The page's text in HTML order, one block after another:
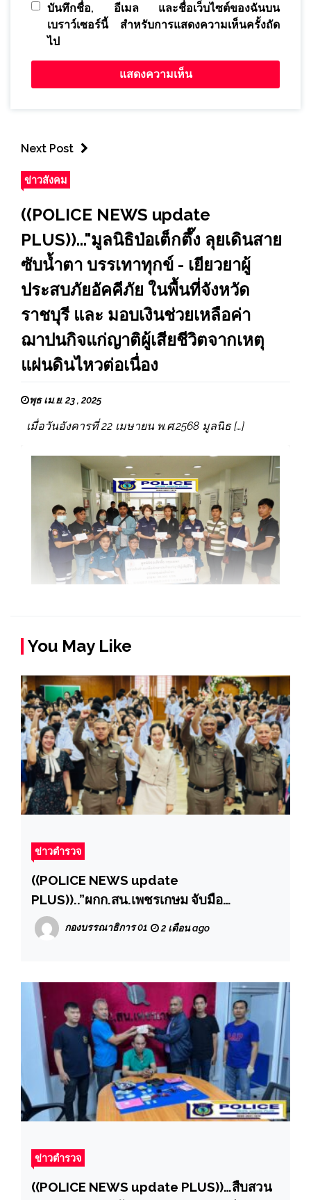
บันทึกชื่อ, อีเมล และชื่อเว็บไซต์ของฉันบน
เบราว์เซอร์นี้ สำหรับการแสดงความเห็นครั้งถัด
ไป
Next Post
ข่าวสังคม
((POLICE NEWS update
PLUS))..."มูลนิธิป่อเต็กตึ๊ง ลุยเดินสาย
ซับน้ำตา บรรเทาทุกข์ - เยียวยาผู้
ประสบภัยอัคคีภัย ในพื้นที่จังหวัด
ราชบุรี และ มอบเงินช่วยเหลือค่า
ฌาปนกิจแก่ญาติผู้เสียชีวิตจากเหตุ
แผ่นดินไหวต่อเนื่อง
พุธ เม.ย. 23 , 2025
เมื่อวันอังคารที่ 22 เมษายน พ.ศ.2568 มูลนิธ […]
You May Like
ข่าวตำรวจ
((POLICE NEWS update
PLUS))..”ผกก.สน.เพชรเกษม จับมือ
รร.ปัญญาวรคุณ ให้ความรู้พิษภัยของยาเสพ
ติดให้โทษ เนื่องในวันงดสูบบุหรี่โลก 31
กองบรรณาธิการ 01 2 เดือน ago
ข่าวตำรวจ
((POLICE NEWS update PLUS))…สืบสวน